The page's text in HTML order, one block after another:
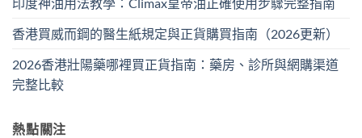
香港買威而鋼的醫生紙規定與正貨購買指南（2026更新）
2026香港壯陽藥哪裡買正貨指南：藥房、診所與網購渠道
完整比較
熱點關注